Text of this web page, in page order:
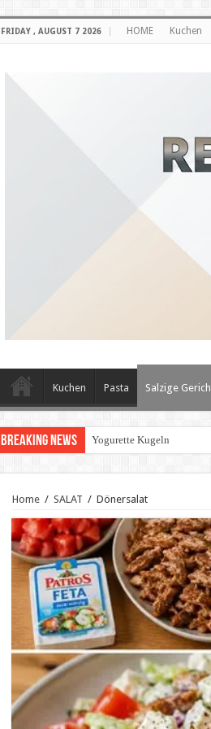
FRIDAY , AUGUST 7 2026 HOME Kuchen
Kuchen Pasta Salzige
Breaking News Yogurette Kugeln
Home / SALAT / Dönersalat